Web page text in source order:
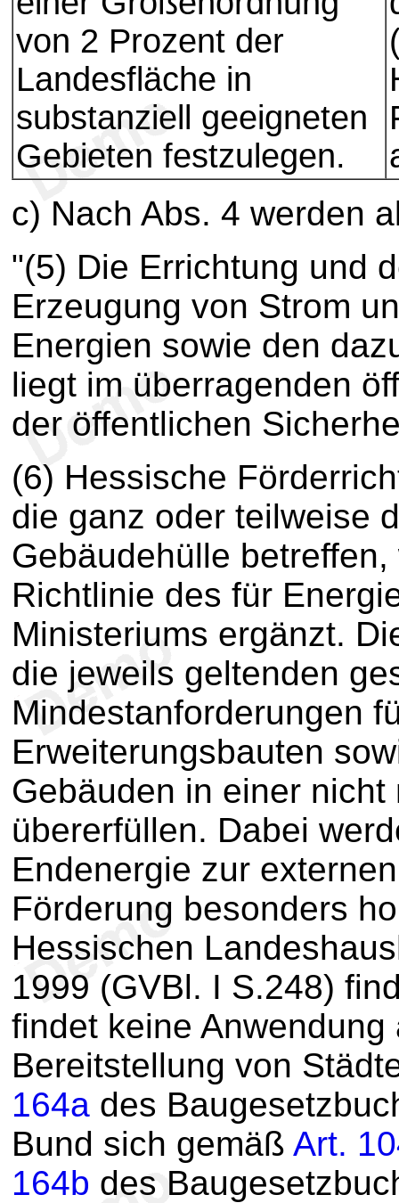
von 2 Prozent der
Landesfläche in
substanziell geeigneten
Gebieten festzulegen.
c) Nach Abs. 4 werden
"(5) Die Errichtung und
Erzeugung von Strom
Energien sowie den
liegt im überragenden
der öffentlichen
(6) Hessische
die ganz oder teilweise
Gebäudehülle
Richtlinie des für
Ministeriums ergänzt.
die jeweils geltenden
Mindestanforderungen
Erweiterungsbauten
Gebäuden in einer
übererfüllen. Dabei
Endenergie zur
Förderung besonders
Hessischen
1999 (GVBl. I S.248)
findet keine
Bereitstellung von
164a des
Bund sich gemäß Art.
164b des